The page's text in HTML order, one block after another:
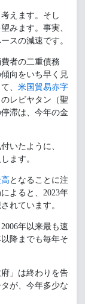
えます。そし
みます。事実、
スの減速です。
者の二重債務
向をいち早く見
、 米国貿易赤字
レビヤタン（聖
滞は、今年の金
いたように、
ます。
となることに注
よると、2023年
れています。
年以来最も速
降までも毎年そ
」は終わりを告
が、今年多少な